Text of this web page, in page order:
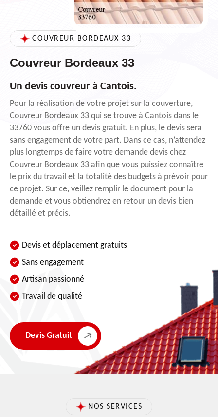
COUVREUR BORDEAUX 33
Couvreur Bordeaux 33
Un devis couvreur à Cantois.
Pour la réalisation de votre projet sur la couverture,
Couvreur Bordeaux 33 qui se trouve à Cantois dans le
33760 vous offre un devis gratuit. En plus, le devis sera
sans engagement de votre part. Dans ce cas, n’attendez
plus longtemps de faire votre demande devis chez
Couvreur Bordeaux 33 afin que vous puissiez connaître
le prix du travail et la totalité des budgets à prévoir pour
ce projet. Sur ce, veillez remplir le document pour la
demande et vous obtiendrez en retour un devis bien
détaillé et précis.
Devis et déplacement gratuits
Sans engagement
Artisan passionné
Travail de qualité
Devis Gratuit
NOS SERVICES